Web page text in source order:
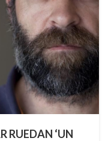
RUEDAN ‘UN